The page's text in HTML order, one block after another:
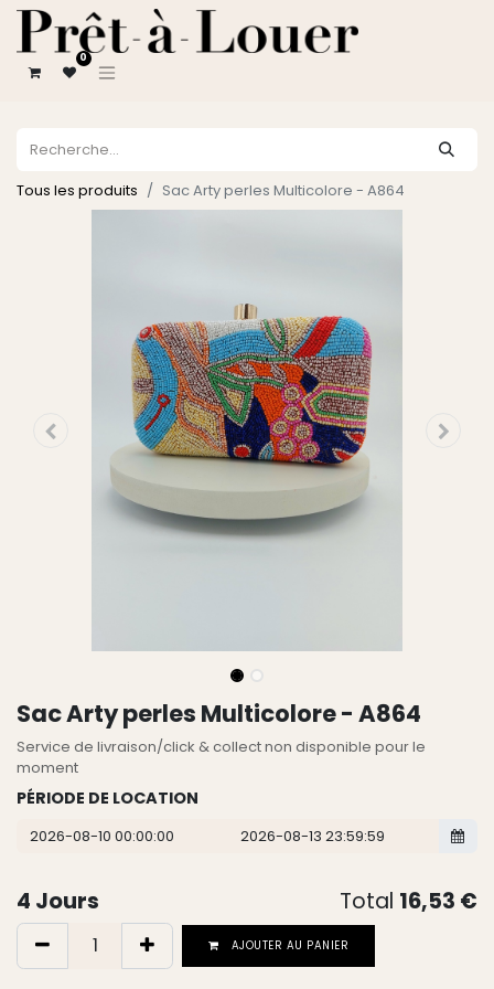
0
Tous les produits Sac Arty perles Multicolore - A864
Sac Arty perles Multicolore - A864
Service de livraison/click & collect non disponible pour le
moment
PÉRIODE DE LOCATION
4 Jours Total 16,53 €
AJOUTER AU PANIER